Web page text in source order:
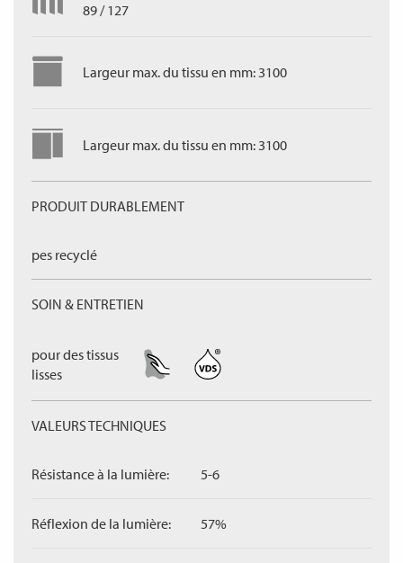
89 / 127
Largeur max. du tissu en mm: 3100
Largeur max. du tissu en mm: 3100
PRODUIT DURABLEMENT
pes recyclé
SOIN & ENTRETIEN
pour des tissus
lisses
VALEURS TECHNIQUES
Résistance à la lumière: 5-6
Réflexion de la lumière: 57%